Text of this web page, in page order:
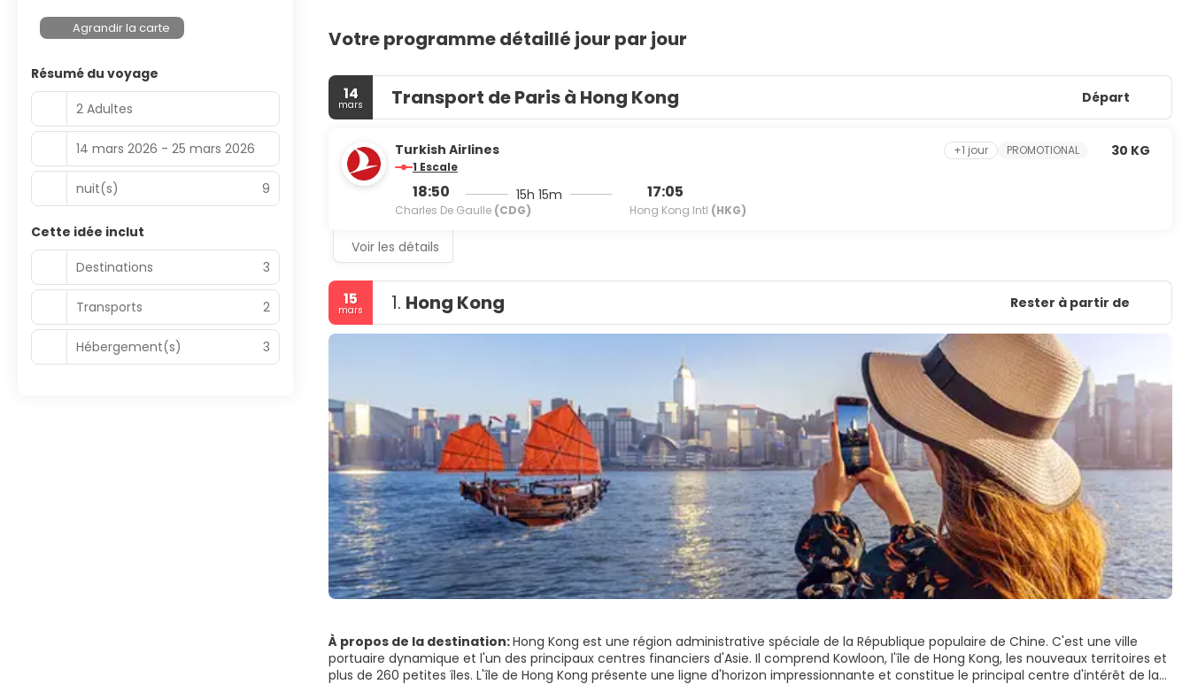
Votre programme détaillé jour par jour
14
mars Transport de Paris à Hong Kong Départ
Turkish Airlines
1 Escale
18:50
Charles De Gaulle (CDG)
15h 15m 17:05
Hong Kong Intl (HKG)
+1 jour PROMOTIONAL 30 KG
Voir les détails
15
mars 1. Hong Kong Rester à partir de
À propos de la destination:Hong Kong est une région administrative spéciale de la République populaire de Chine. C'est une ville
portuaire dynamique et l'un des principaux centres financiers d'Asie. Il comprend Kowloon, l'île de Hong Kong, les nouveaux territoires et
plus de 260 petites îles. L'île de Hong Kong présente une ligne d'horizon impressionnante et constitue le principal centre d'intérêt de la
Agrandir la carte
Résumé du voyage
2 Adultes
14 mars 2026 - 25 mars 2026
nuit(s) 9
Cette idée inclut
Destinations
3
Transports 2
Hébergement(s) 3